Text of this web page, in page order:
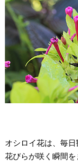
オシロイ花は、毎日
花びらが咲く瞬間を